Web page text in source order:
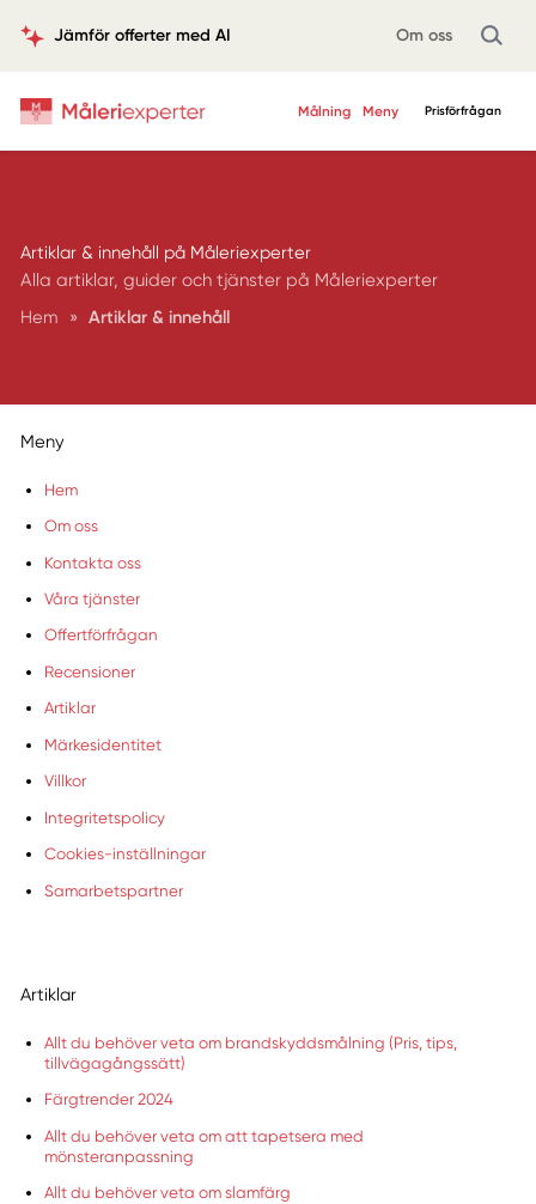
Jämför offerter med AI Om oss
Målning Meny Prisförfrågan
Artiklar & innehåll på Måleriexperter
Alla artiklar, guider och tjänster på Måleriexperter
Hem
» Artiklar & innehåll
Meny
Hem
Om oss
Kontakta oss
Våra tjänster
Offertförfrågan
Recensioner
Artiklar
Märkesidentitet
Villkor
Integritetspolicy
Cookies-inställningar
Samarbetspartner
Artiklar
Allt du behöver veta om brandskyddsmålning (Pris, tips,
tillvägagångssätt)
Färgtrender 2024
Allt du behöver veta om att tapetsera med
mönsteranpassning
Allt du behöver veta om slamfärg